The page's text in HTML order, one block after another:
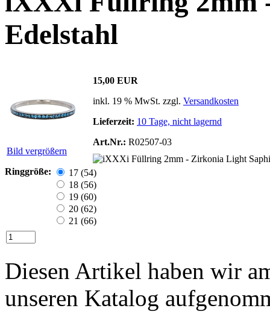
Edelstahl
Bild vergrößern
15,00 EUR
inkl. 19 % MwSt. zzgl. Versandkosten
Lieferzeit: 10 Tage, nicht lagernd
Art.Nr.: R02507-03
Ringgröße:
17 (54)
18 (56)
19 (60)
20 (62)
21 (66)
Diesen Artikel haben wir
unseren Katalog